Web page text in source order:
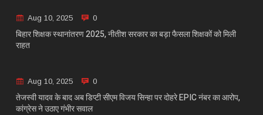
Aug 10, 2025 0
बिहार शिक्षक स्थानांतरण 2025, नीतीश सरकार का बड़ा फैसला शिक्षकों को मिली
राहत
Aug 10, 2025 0
तेजस्वी यादव के बाद अब डिप्टी सीएम विजय सिन्हा पर दोहरे EPIC नंबर का आरोप,
कांग्रेस ने उठाए गंभीर सवाल